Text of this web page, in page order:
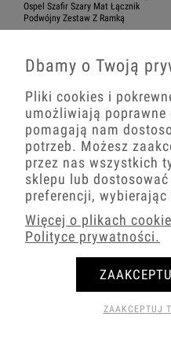
Ospel Szafir Szary Mat Łącznik
Podwójny Zestaw Z Ramką
36,18 zł
− +
Pojedynczy I Podwójny Zestaw Z
Dbamy o Twoją
Pliki cookies i
umożliwiają poprawne
pomagają nam
potrzeb. Możesz
przez nas wszystkich
sklepu lub
preferencji, wybierając
Więcej o plikach
Polityce prywatności.
ZAAKCEPTUJ